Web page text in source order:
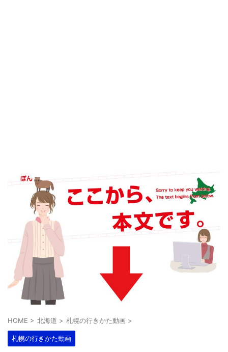
HOME > 北海道 > 札幌の行きかた動画 >
札幌の行きかた動画